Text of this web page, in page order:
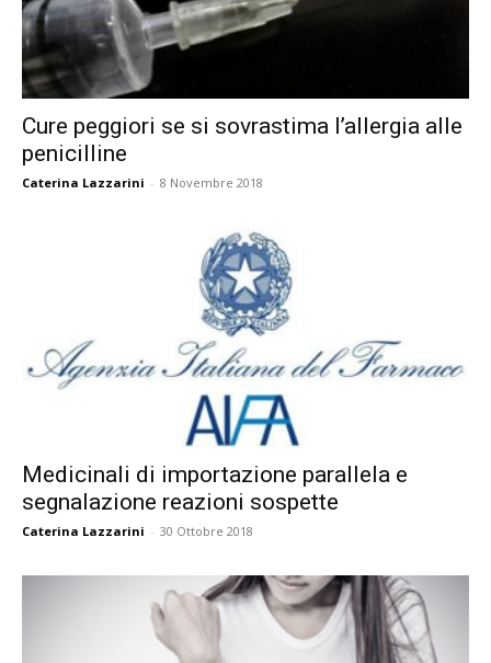
Cure peggiori se si sovrastima l’allergia alle
penicilline
Caterina Lazzarini - 8 Novembre 2018
Medicinali di importazione parallela e
segnalazione reazioni sospette
Caterina Lazzarini - 30 Ottobre 2018